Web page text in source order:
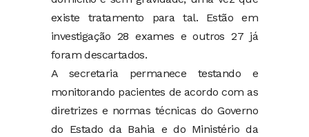
existe tratamento para tal. Estão em
investigação 28 exames e outros 27 já
foram descartados.
A secretaria permanece testando e
monitorando pacientes de acordo com as
diretrizes e normas técnicas do Governo
do Estado da Bahia e do Ministério da